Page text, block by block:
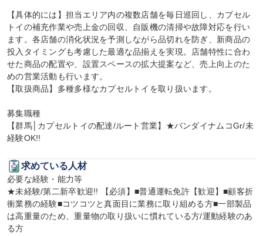
【具体的には】担当エリア内の複数店舗を毎日巡回し、カプセル
トイの補充作業や売上金の回収、自販機の清掃や故障対応を行い
ます。各店舗の消化状況を予測しながら品切れを防ぎ、新商品の
投入タイミングも考慮した最適な品揃えを実現。店舗特性に合わ
せた商品の配置や、設置スペースの拡大提案など、売上向上のた
めの営業活動も行います。
【取扱商品】多種多様なカプセルトイを取り扱います。
募集職種
【群馬│カプセルトイの配達/ルート営業】★バンダイナムコGr/未
経験OK!!
求めている人材
必要な経験・能力等
★未経験/第二新卒歓迎!! 【必須】■普通運転免許【歓迎】■顧客折
衝業務の経験■コツコツと真面目に業務に取り組める方■一部製品
は高重量のため、重量物の取り扱いに慣れている方/運動経験のあ
る方